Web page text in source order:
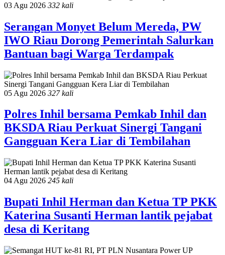
03 Agu 2026 332 kali
Serangan Monyet Belum Mereda, PW
IWO Riau Dorong Pemerintah Salurkan
Bantuan bagi Warga Terdampak
05 Agu 2026 327 kali
Polres Inhil bersama Pemkab Inhil dan
BKSDA Riau Perkuat Sinergi Tangani
Gangguan Kera Liar di Tembilahan
04 Agu 2026 245 kali
Bupati Inhil Herman dan Ketua TP PKK
Katerina Susanti Herman lantik pejabat
desa di Keritang